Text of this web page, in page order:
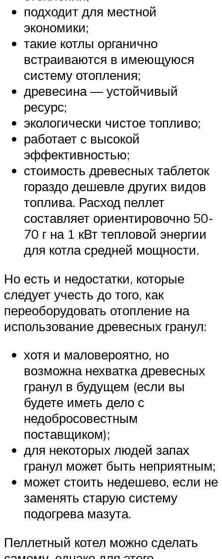
подходит для местной
экономики;
такие котлы органично
встраиваются в имеющуюся
систему отопления;
древесина — устойчивый
ресурс;
экологически чистое топливо;
работает с высокой
эффективностью;
стоимость древесных таблеток
гораздо дешевле других видов
топлива. Расход пеллет
составляет ориентировочно 50-
70 г на 1 кВт тепловой энергии
для котла средней мощности.
Но есть и недостатки, которые
следует учесть до того, как
переоборудовать отопление на
использование древесных гранул:
хотя и маловероятно, но
возможна нехватка древесных
гранул в будущем (если вы
будете иметь дело с
недобросовестным
поставщиком);
для некоторых людей запах
гранул может быть неприятным;
может стоить недешево, если не
заменять старую систему
подогрева мазута.
Пеллетный котел можно сделать